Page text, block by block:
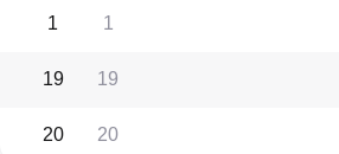
1
1
19
19
20
20